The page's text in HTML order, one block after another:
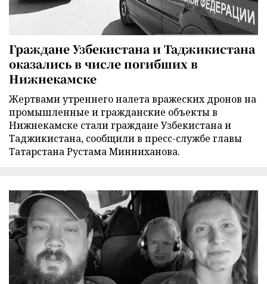
Граждане Узбекистана и Таджикистана
оказались в числе погибших в
Нижнекамске
Жертвами утреннего налета вражеских дронов на
промышленные и гражданские объекты в
Нижнекамске стали граждане Узбекистана и
Таджикистана, сообщили в пресс-службе главы
Татарстана Рустама Минниханова.